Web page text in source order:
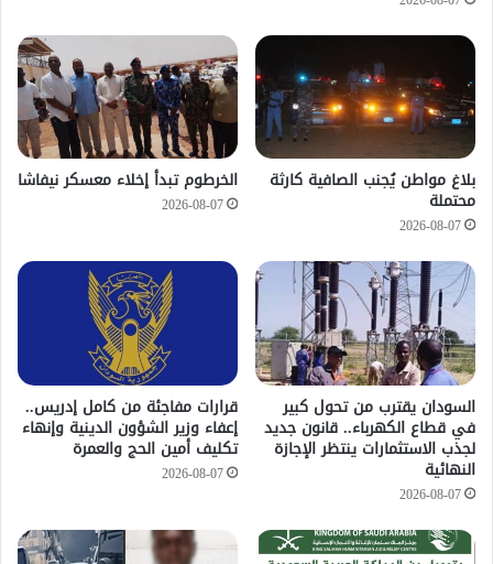
بلاغ مواطن يُجنب الصافية كارثة
محتملة
2026-08-07
الخرطوم تبدأ إخلاء معسكر نيفاشا
2026-08-07
السودان يقترب من تحول كبير
في قطاع الكهرباء.. قانون جديد
لجذب الاستثمارات ينتظر الإجازة
النهائية
2026-08-07
قرارات مفاجئة من كامل إدريس..
إعفاء وزير الشؤون الدينية وإنهاء
تكليف أمين الحج والعمرة
2026-08-07